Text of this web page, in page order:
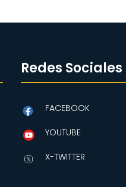
Redes Sociales
FACEBOOK
YOUTUBE
X-TWITTER